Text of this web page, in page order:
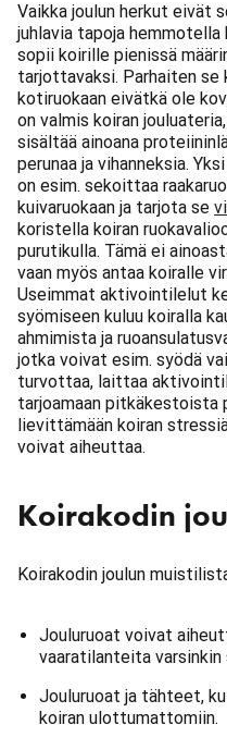
Vaikka joulun herkut eivät
juhlavia tapoja hemmotella
sopii koirille pienissä
tarjottavaksi. Parhaiten
kotiruokaan eivätkä ole
on valmis koiran
sisältää ainoana
perunaa ja vihanneksia.
on esim. sekoittaa
kuivaruokaan ja tarjota se
koristella koiran
purutikulla. Tämä ei
vaan myös antaa koiralle
Useimmat aktivointilelut
syömiseen kuluu koiralla
ahmimista ja
jotka voivat esim. syödä
turvottaa, laittaa
tarjoamaan pitkäkestoista
lievittämään koiran
voivat aiheuttaa.
Koirakodin
Koirakodin joulun
Jouluruoat voivat
vaaratilanteita varsinkin
Jouluruoat ja tähteet,
koiran ulottumattomiin.